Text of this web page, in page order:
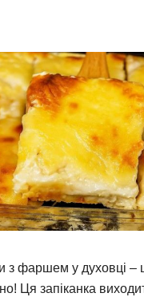
з фаршем у духовці –
Ця запіканка